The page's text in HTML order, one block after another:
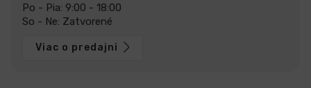
Po - Pia: 9:00 - 18:00
So - Ne: Zatvorené
Viac o predajni